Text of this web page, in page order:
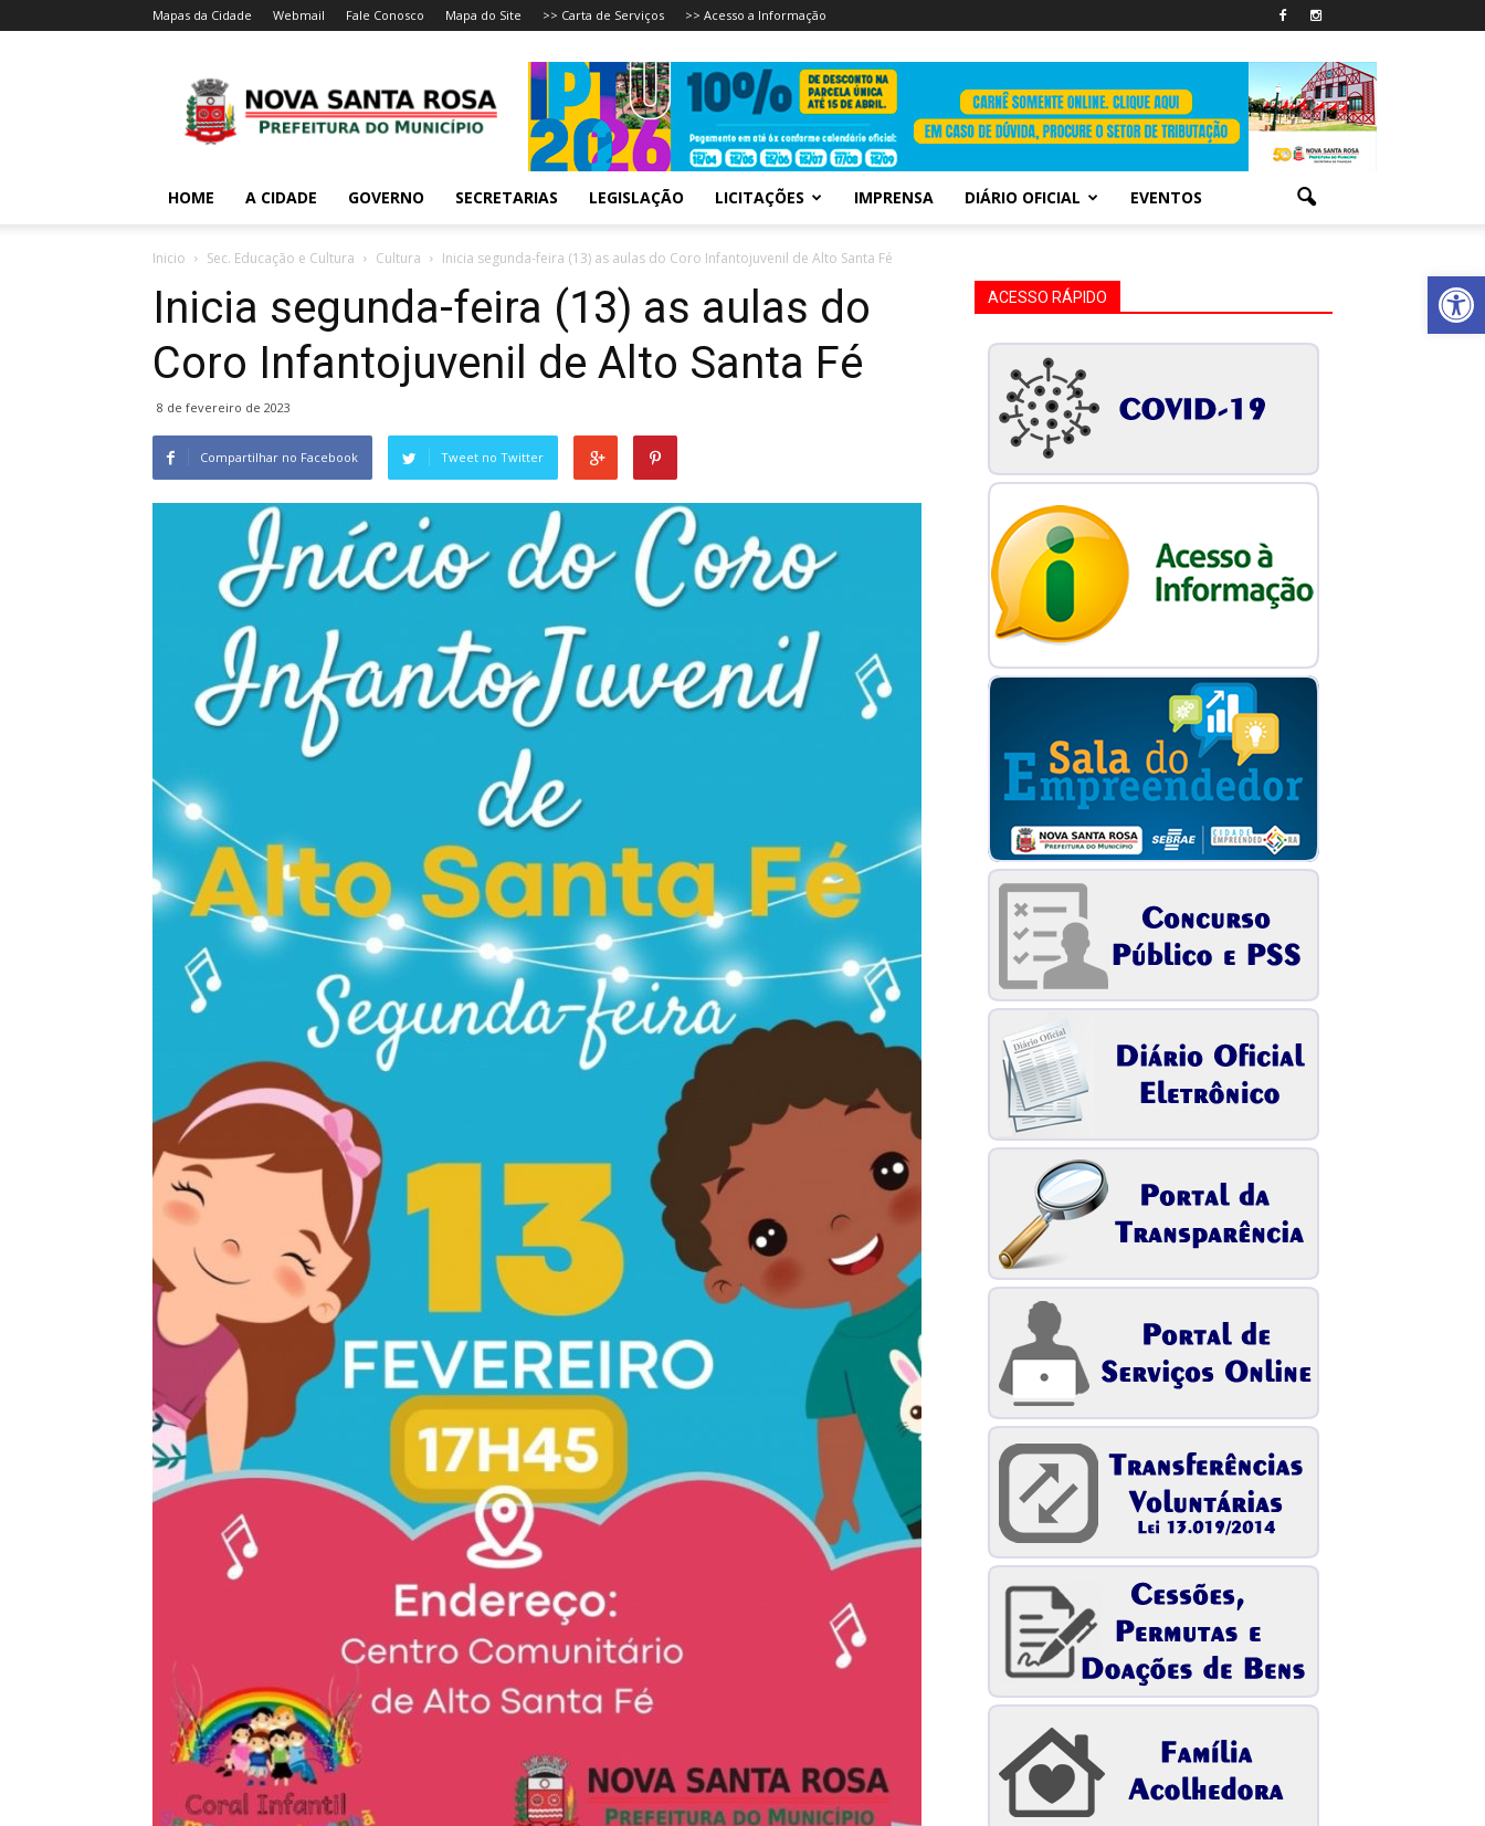
Abrir
Mapas da Cidade Webmail Fale Conosco Mapa do Site >> Carta de Serviços >> Acesso a Informação
HOME A CIDADE GOVERNO SECRETARIAS LEGISLAÇÃO LICITAÇÕES IMPRENSA DIÁRIO OFICIAL EVENTOS
Inicio Sec. Educação e Cultura Cultura Inicia segunda-feira (13) as aulas do Coro Infantojuvenil de Alto Santa Fé
Inicia segunda-feira (13) as aulas do
Coro Infantojuvenil de Alto Santa Fé
8 de fevereiro de 2023
Compartilhar no Facebook Tweet no Twitter
ACESSO RÁPIDO